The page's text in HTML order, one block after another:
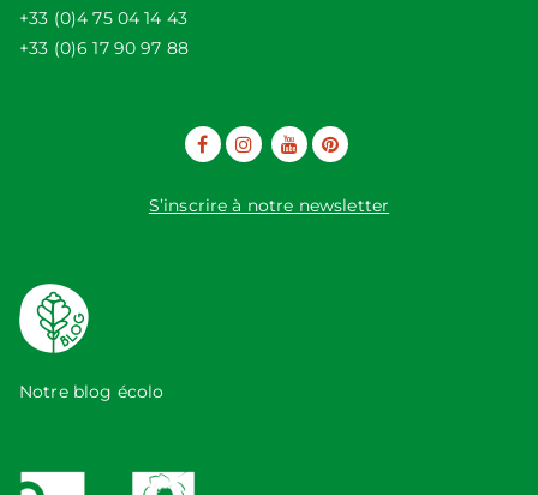
+33 (0)4 75 04 14 43
+33 (0)6 17 90 97 88
S’inscrire à notre newsletter
Notre blog écolo